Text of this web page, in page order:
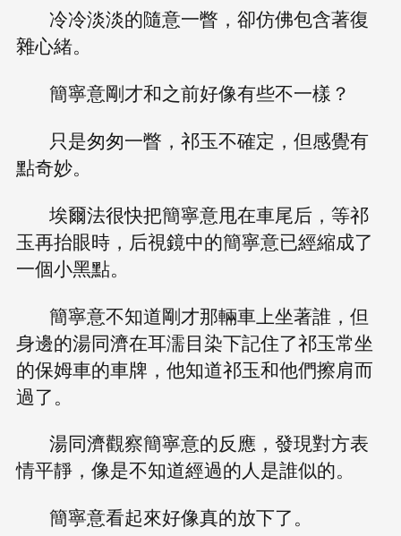
冷冷淡淡的隨意一瞥，卻仿佛包含著復
雜心緒。
簡寧意剛才和之前好像有些不一樣？
只是匆匆一瞥，祁玉不確定，但感覺有
點奇妙。
埃爾法很快把簡寧意甩在車尾后，等祁
玉再抬眼時，后視鏡中的簡寧意已經縮成了
一個小黑點。
簡寧意不知道剛才那輛車上坐著誰，但
身邊的湯同濟在耳濡目染下記住了祁玉常坐
的保姆車的車牌，他知道祁玉和他們擦肩而
過了。
湯同濟觀察簡寧意的反應，發現對方表
情平靜，像是不知道經過的人是誰似的。
簡寧意看起來好像真的放下了。